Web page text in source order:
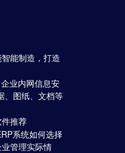
能制造，打造
业内网信息安
、图纸、文档等
推荐
系统如何选择
管理实际情